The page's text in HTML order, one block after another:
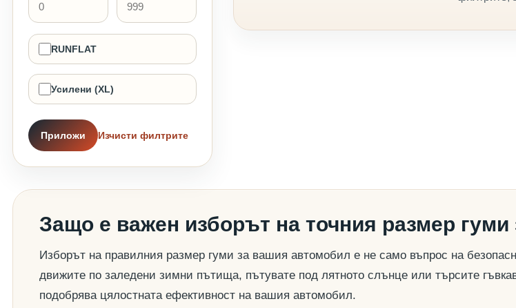
RUNFLAT
Усилени (XL)
Приложи Изчисти филтрите
Защо е важен изборът на точния размер
Изборът на правилния размер гуми за вашия автомобил е не само въпрос на
движите по заледени зимни пътища, пътувате под лятното слънце или търсите
подобрява цялостната ефективност на вашия автомобил.